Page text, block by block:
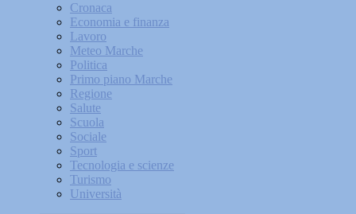
Cronaca
Economia e finanza
Lavoro
Meteo Marche
Politica
Primo piano Marche
Regione
Salute
Scuola
Sociale
Sport
Tecnologia e scienze
Turismo
Università